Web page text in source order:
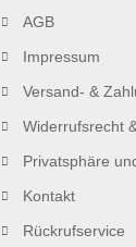
AGB
Impressum
Versand- &
Widerrufsrecht
Privatsphäre
Kontakt
Rückrufservice